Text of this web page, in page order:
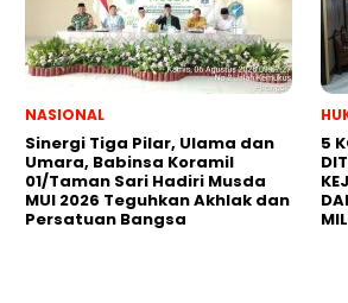
NASIONAL
Sinergi Tiga Pilar, Ulama dan
Umara, Babinsa Koramil
01/Taman Sari Hadiri Musda
MUI 2026 Teguhkan Akhlak dan
Persatuan Bangsa
5